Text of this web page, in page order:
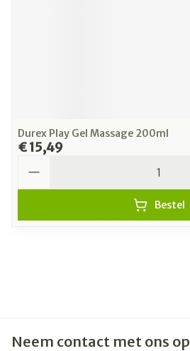
Durex Play Gel Massage 200ml
€ 15,49
Bestel
Neem contact met ons op